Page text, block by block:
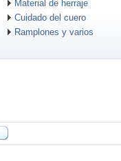
Material de herraje
Cuidado del cuero
Ramplones y varios